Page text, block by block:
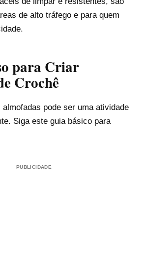
de alto tráfego e para quem
para Criar
Crochê
pode ser uma atividade
Siga este guia básico para
PUBLICIDADE